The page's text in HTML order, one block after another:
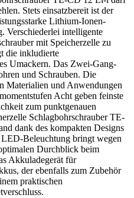
Stets einsatzbereit ist der
Lithium-Ionen-
Verschiederlei intelligente
mit Speicherzelle zu
die inkludierte
Umackern. Das Zwei-Gang-
und Schrauben. Die
Materialien und Anwendungen
Acht geben feinste
zum punktgenauen
Schlagbohrschrauber TE-
dank des kompakten Designs
Beleuchtung bringt wegen
Durchblick beim
Akkuladegerät für
der ebenfalls zum Zubehör
praktischen